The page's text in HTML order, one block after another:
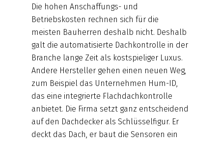
Die hohen Anschaffungs- und
Betriebskosten rechnen sich für die
meisten Bauherren deshalb nicht. Deshalb
galt die automatisierte Dachkontrolle in der
Branche lange Zeit als kostspieliger Luxus.
Andere Hersteller gehen einen neuen Weg,
zum Beispiel das Unternehmen Hum-ID,
das eine integrierte Flachdachkontrolle
anbietet. Die Firma setzt ganz entscheidend
auf den Dachdecker als Schlüsselfigur. Er
deckt das Dach, er baut die Sensoren ein